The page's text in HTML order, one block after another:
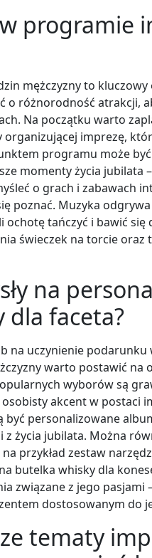
programie
mężczyzny to kluczowy
o różnorodność atrakcji,
Na początku warto
imprezę,
programu może
momenty życia jubilata
o grach i zabawach
poznać. Muzyka
tańczyć i bawić się
świeczek na torcie oraz
na
dla faceta?
na uczynienie
warto postawić na
wyborów są
akcent w postaci
personalizowane
życia jubilata. Można
przykład zestaw
butelka whisky dla
związane z jego pasjami
dostosowanym do
tematy